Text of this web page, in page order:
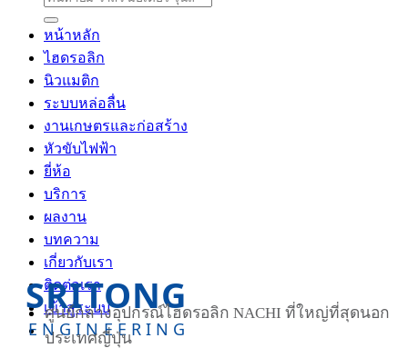
หน้าหลัก
ไฮดรอลิก
นิวแมติก
ระบบหล่อลื่น
งานเกษตรและก่อสร้าง
หัวขับไฟฟ้า
ยี่ห้อ
บริการ
ผลงาน
บทความ
เกี่ยวกับเรา
ติดต่อเรา
เข้าสู่ระบบ
ENGINEERING
SRITONG
ศูนย์กลางอุปกรณ์ไฮดรอลิก NACHI ที่ใหญ่ที่สุดนอก
ประเทศญี่ปุ่น